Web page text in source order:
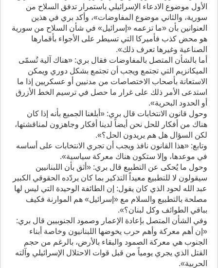
الأول موضوع الادعاء الإسرائيلي باستمرار تدفق السلاح من
سورية، والثاني موضوع المفاوضات»، وأكد بري في هذين
العنوانين بأن «ما تزعمه «إسرائيل» في شأن السلاح من سورية
هو محض كذب فأميركا التي تسيطر على الأجواء بأقمارها
الصناعية وغيرها تعرف ذلك».
أما بالشأن المتصل بالمفاوضات فقال بري: «هناك آلية تُسمّى
الميكانزيم التي تجتمع ويجب أن تجتمع بشكل دوري ويمكن
الاستعانة بأصحاب الاختصاصات من مدنيين أو عسكريين إذا ما
استدعى الأمر ذلك على غرار ما حصل في ترسيم الخط الأزرق
أو الحدود البحرية».
وحول قانون الانتخابات قال بري: «أبلغنا الجميع بأنه إذا كان
هناك من أفكار للحل نحن أيضاً لدينا أفكار وجاهزون لمناقشتها،
لكن السؤال هل هم يريدون الحل؟».
وتابع: «هذا القانون نافذ ويجب أن تجري الانتخابات على أساسه
في موعدها، وإلا ستكون هناك معركة سياسية».
وحول ما يُحكى عن التطبيع قال بري: «أثق بأن اللبنانيين
سيقولون لا للتطبيع معيداً التذكير بما كان يردّده الحقوقي الكبير
عبد الله لحود الذي كان يقول: إن الطائفة الوحيدة التي ليس لها
مصلحة بالتطبيع والسلام مع «إسرائيل» هم الموارنة فكيف
بباقي الطوائف وكل لبنان؟».
وفي الشأن المتصل بإعادة الإعمار وصمود الجنوبيين قال بري:
«إن أهم معركة وأهم حرب يخوضها اللبنانيون وخاصة أبناء
الجنوب هي معركة الصمود والبقاء بالأرض، بالرغم من حجم
القتل الذي يجري يومياً من قبل قوات الاحتلال الإسرائيلي وآلته
الحربية».